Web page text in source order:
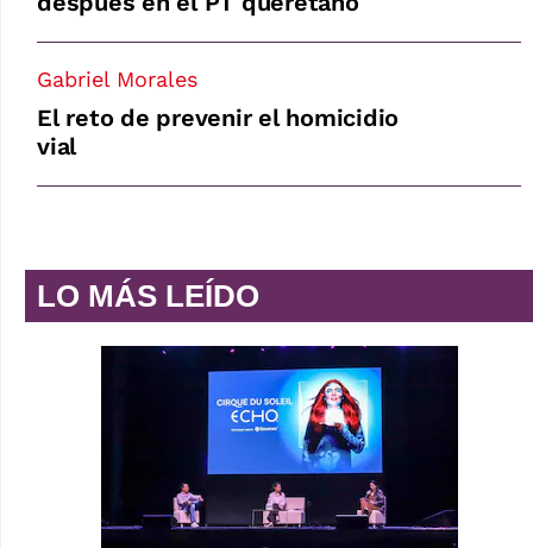
Gabriel Morales
El reto de prevenir el homicidio
vial
LO MÁS LEÍDO